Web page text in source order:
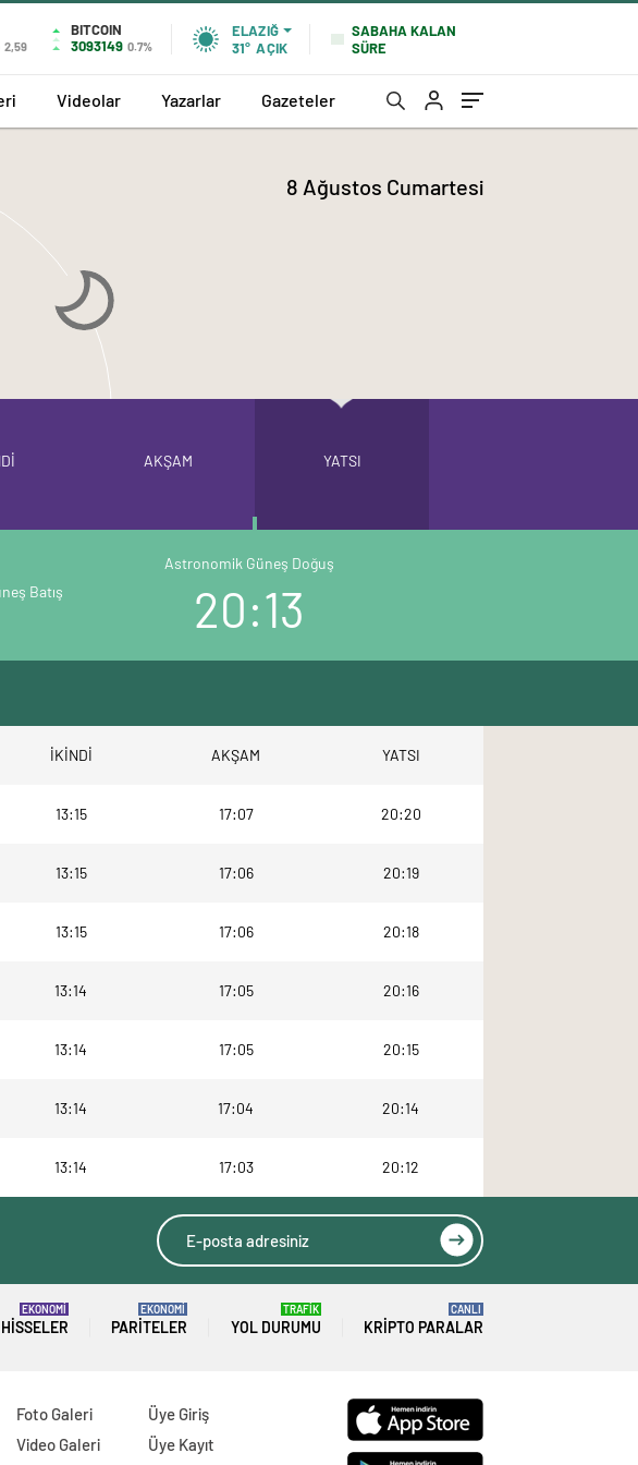
2,59
BITCOIN
3093149 0.7%
ELAZIĞ
31° AÇIK
SABAHA KALAN
SÜRE
Videolar Yazarlar Gazeteler
8 Ağustos Cumartesi
AKŞAM YATSI
Astronomik Güneş Doğuş
20:13
Batış
İKİNDİ AKŞAM YATSI
13:15 17:07 20:20
13:15 17:06 20:19
13:15 17:06 20:18
13:14 17:05 20:16
13:14 17:05 20:15
13:14 17:04 20:14
13:14 17:03 20:12
HISSELER
EKONOMİ
PARITELER
EKONOMİ
YOL DURUMU
TRAFİK
KRIPTO PARALAR
CANLI
Foto Galeri
Video Galeri
Üye Giriş
Üye Kayıt